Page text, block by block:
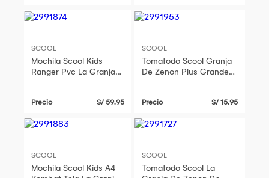
SCOOL
Mochila Scool Kids
Ranger Pvc La Granja
Precio S/ 59.95
SCOOL
Tomatodo Scool Granja
De Zenon Plus Grande
Precio S/ 15.95
SCOOL
Mochila Scool Kids A4
SCOOL
Tomatodo Scool La